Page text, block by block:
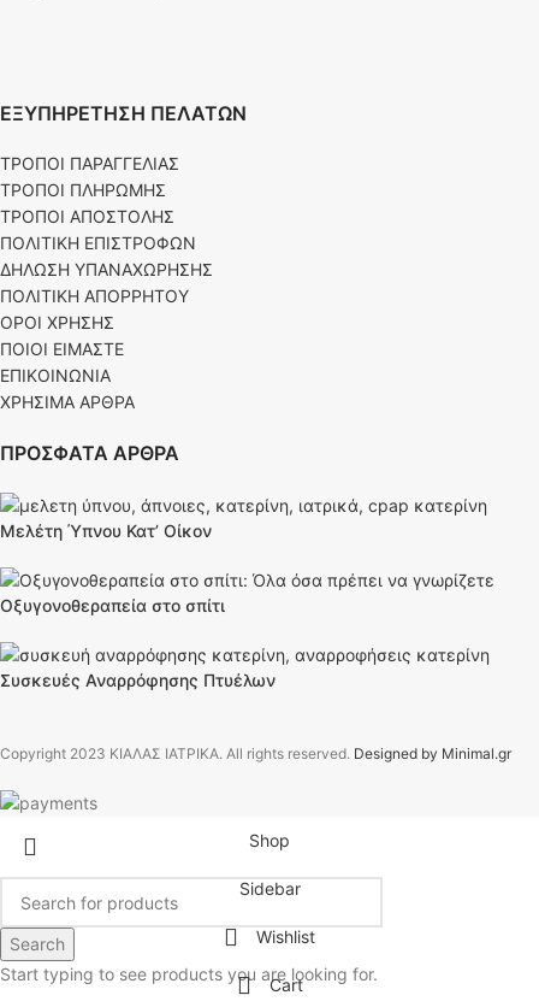
ΕΞΥΠΗΡΕΤΗΣΗ ΠΕΛΑΤΩΝ
ΤΡΟΠΟΙ ΠΑΡΑΓΓΕΛΙΑΣ
ΤΡΟΠΟΙ ΠΛΗΡΩΜΗΣ
ΤΡΟΠΟΙ ΑΠΟΣΤΟΛΗΣ
ΠΟΛΙΤΙΚΗ ΕΠΙΣΤΡΟΦΩΝ
ΔΗΛΩΣΗ ΥΠΑΝΑΧΩΡΗΣΗΣ
ΠΟΛΙΤΙΚΗ ΑΠΟΡΡΗΤΟΥ
ΟΡΟΙ ΧΡΗΣΗΣ
ΠΟΙΟΙ ΕΙΜΑΣΤΕ
ΕΠΙΚΟΙΝΩΝΙΑ
ΧΡΗΣΙΜΑ ΑΡΘΡΑ
ΠΡΟΣΦΑΤΑ ΑΡΘΡΑ
Μελέτη Ύπνου Κατ’ Οίκον
Οξυγονοθεραπεία στο σπίτι
Συσκευές Αναρρόφησης Πτυέλων
Copyright 2023 ΚΙΑΛΑΣ ΙΑΤΡΙΚΑ. All rights reserved. Designed by Minimal.gr
Search
Start typing to see products you are looking for.
Shop
Sidebar
Wishlist
Cart